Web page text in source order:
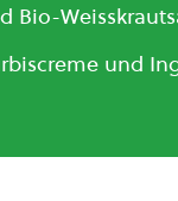
Bio-
und